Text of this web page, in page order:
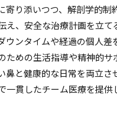
寄り添いつつ、解剖学的制
え、安全な治療計画を立て
ウンタイムや経過の個人差
ための生活指導や精神的サ
鼻と健康的な日常を両立さ
一貫したチーム医療を提供